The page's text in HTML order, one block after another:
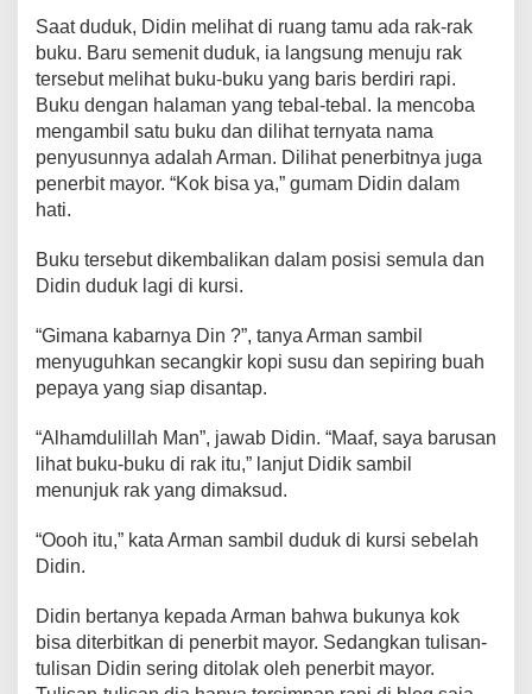
Saat duduk, Didin melihat di ruang tamu ada rak-rak
buku. Baru semenit duduk, ia langsung menuju rak
tersebut melihat buku-buku yang baris berdiri rapi.
Buku dengan halaman yang tebal-tebal. Ia mencoba
mengambil satu buku dan dilihat ternyata nama
penyusunnya adalah Arman. Dilihat penerbitnya juga
penerbit mayor. “Kok bisa ya,” gumam Didin dalam
hati.
Buku tersebut dikembalikan dalam posisi semula dan
Didin duduk lagi di kursi.
“Gimana kabarnya Din ?”, tanya Arman sambil
menyuguhkan secangkir kopi susu dan sepiring buah
pepaya yang siap disantap.
“Alhamdulillah Man”, jawab Didin. “Maaf, saya barusan
lihat buku-buku di rak itu,” lanjut Didik sambil
menunjuk rak yang dimaksud.
“Oooh itu,” kata Arman sambil duduk di kursi sebelah
Didin.
Didin bertanya kepada Arman bahwa bukunya kok
bisa diterbitkan di penerbit mayor. Sedangkan tulisan-
tulisan Didin sering ditolak oleh penerbit mayor.